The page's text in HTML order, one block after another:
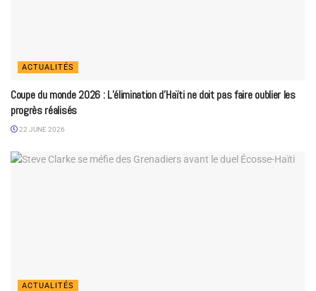
ACTUALITÉS
Coupe du monde 2026 : L’élimination d’Haïti ne doit pas faire oublier les
progrès réalisés
22 JUNE 2026
ACTUALITÉS